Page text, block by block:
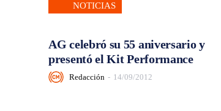
NOTICIAS
AG celebró su 55 aniversario y
presentó el Kit Performance
Redacción - 14/09/2012